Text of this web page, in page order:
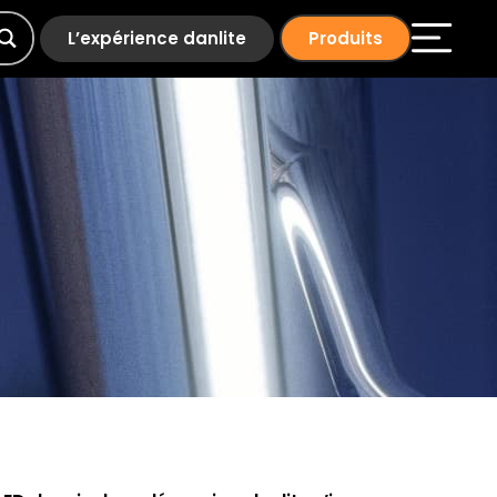
L’expérience danlite Produits